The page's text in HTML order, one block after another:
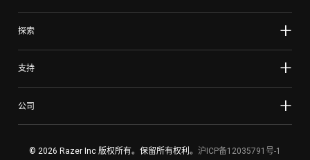
探索
支持
公司
© 2026 Razer Inc 版权所有。保留所有权利。 沪ICP备12035791号-1